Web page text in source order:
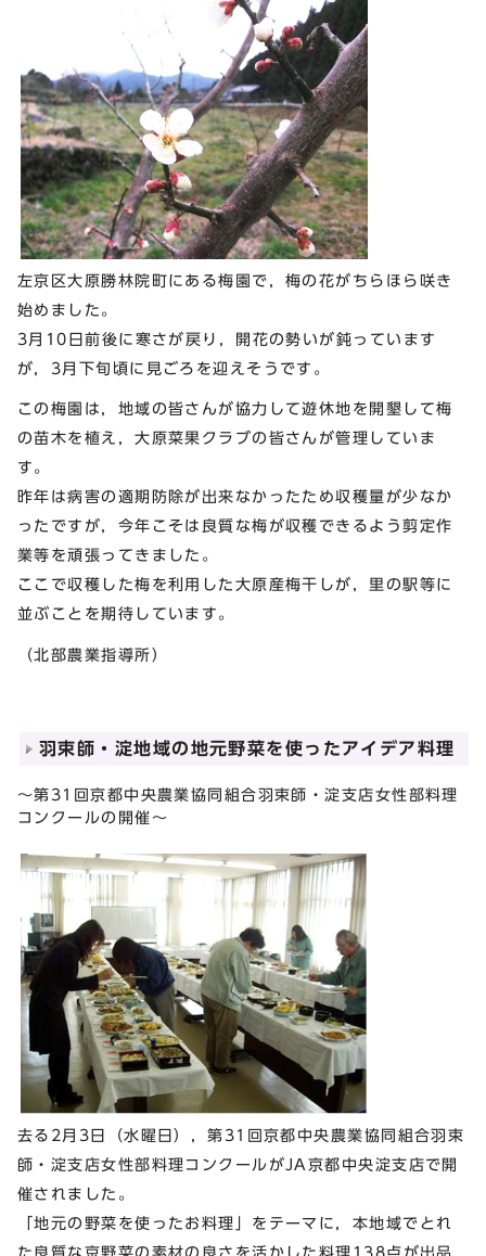
左京区大原勝林院町にある梅園で，梅の花がちらほら咲き
始めました。
3月10日前後に寒さが戻り，開花の勢いが鈍っています
が，3月下旬頃に見ごろを迎えそうです。
この梅園は，地域の皆さんが協力して遊休地を開墾して梅
の苗木を植え，大原菜果クラブの皆さんが管理していま
す。
昨年は病害の適期防除が出来なかったため収穫量が少なか
ったですが，今年こそは良質な梅が収穫できるよう剪定作
業等を頑張ってきました。
ここで収穫した梅を利用した大原産梅干しが，里の駅等に
並ぶことを期待しています。
（北部農業指導所）
羽束師・淀地域の地元野菜を使ったアイデア料理
～第31回京都中央農業協同組合羽束師・淀支店女性部料理
コンクールの開催～
去る2月3日（水曜日），第31回京都中央農業協同組合羽束
師・淀支店女性部料理コンクールがJA京都中央淀支店で開
催されました。
「地元の野菜を使ったお料理」をテーマに，本地域でとれ
た良質な京野菜の素材の良さを活かした料理138点が出品